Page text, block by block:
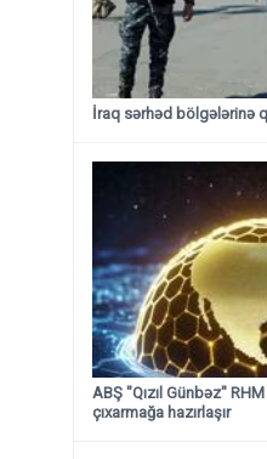
İraq sərhəd bölgələrinə
ABŞ "Qızıl Günbəz"
çıxarmağa hazırlaşır